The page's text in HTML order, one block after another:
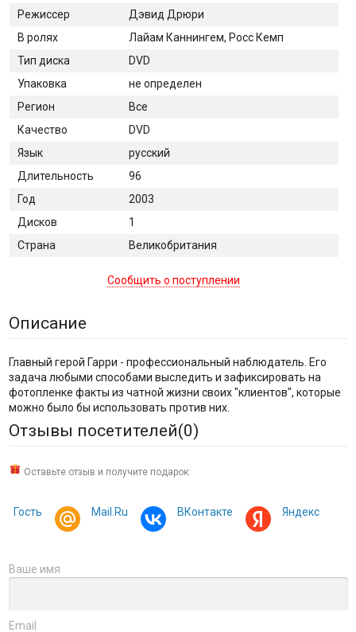
Режиссер
Дэвид Дрюри
В ролях
Лайам Каннингем, Росс Кемп
Тип диска
DVD
Упаковка
не определен
Регион
Все
Качество
DVD
Язык
русский
Длительность
96
Год
2003
Дисков
1
Страна
Великобритания
Сообщить о поступлении
Описание
Главный герой Гарри - профессиональный наблюдатель. Его
задача любыми способами выследить и зафиксировать на
фотопленке факты из чатной жизни своих "клиентов", которые
можно было бы использовать против них.
Отзывы посетителей(0)
Оставьте отзыв и получите подарок:
Гость Mail.Ru ВКонтакте Яндекс
Ваше имя
Email